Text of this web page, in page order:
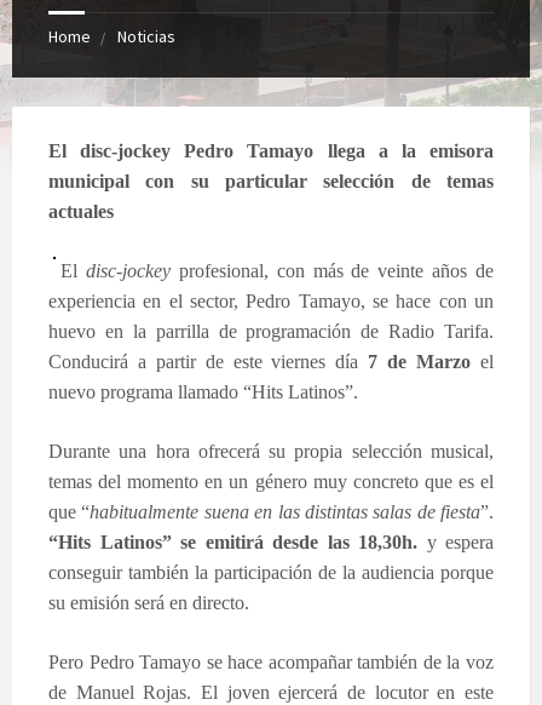
Home Noticias
El disc-jockey Pedro Tamayo llega a la emisora
municipal con su particular selección de temas
actuales
El disc-jockey profesional, con más de veinte años de
experiencia en el sector, Pedro Tamayo, se hace con un
huevo en la parrilla de programación de Radio Tarifa.
Conducirá a partir de este viernes día 7 de Marzo el
nuevo programa llamado “Hits Latinos”.
Durante una hora ofrecerá su propia selección musical,
temas del momento en un género muy concreto que es el
que “habitualmente suena en las distintas salas de fiesta”.
“Hits Latinos” se emitirá desde las 18,30h. y espera
conseguir también la participación de la audiencia porque
su emisión será en directo.
Pero Pedro Tamayo se hace acompañar también de la voz
de Manuel Rojas. El joven ejercerá de locutor en este